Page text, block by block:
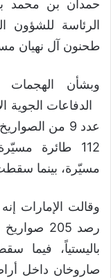
حمدان بن محمد
الرئاسة
طحنون آل نهيان
وبشأن الهجمات
عدد 9 من
مسيّرة، بينما سقطت 3 منها داخل أراضي
وقالت الإمارات إنه